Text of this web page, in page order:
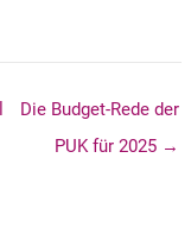
Die Budget-Rede der
PUK für 2025 →